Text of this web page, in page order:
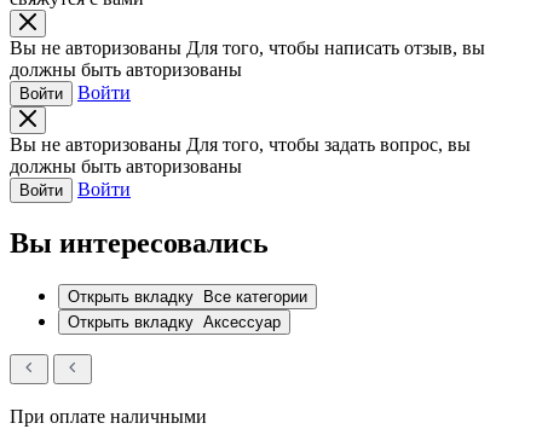
Вы не авторизованы Для того, чтобы написать отзыв, вы
должны быть авторизованы
Войти Войти
Вы не авторизованы Для того, чтобы задать вопрос, вы
должны быть авторизованы
Войти Войти
Вы интересовались
Открыть вкладку Все категории
Открыть вкладку Аксессуар
При оплате наличными